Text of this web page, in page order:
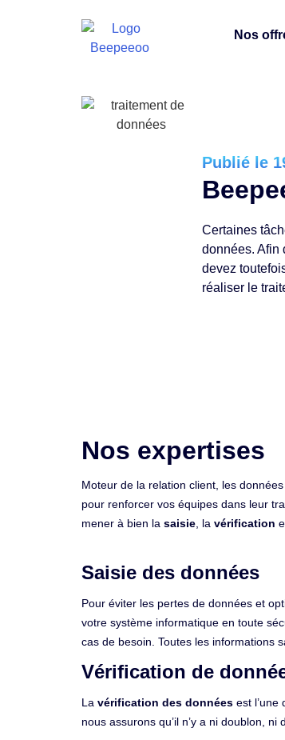
Nos
Publié le
Certaines
données. Afin
devez
réaliser le
Nos expertises
Moteur de la relation client, les
pour renforcer vos équipes dans leur
mener à bien la saisie , la vérification
Saisie des données
Pour éviter les pertes de données et
votre système informatique en toute
cas de besoin. Toutes les informations
Vérification de
La vérification des données est
nous assurons qu’il n’y a ni doublon,